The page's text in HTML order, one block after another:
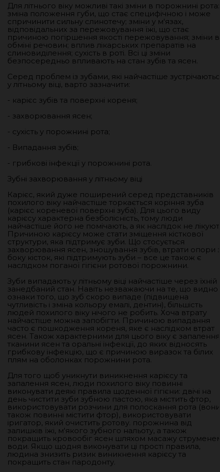
Для літнього віку можливі такі зміни в порожнині рота:
зміна положення губи, що стає специфічною і може
спричинити сильну слинотечу; зміни у м'язах,
відповідальних за пережовування їжі, що стає
причиною погіршення якості пережовування; зміни в
обміні речовин; вплив лікарських препаратів на
слиновиділення; сухість в роті. Всі ці зміни
безпосередньо впливають на стан зубів та ясен.
Серед проблем із зубами, які найчастіше
у літньому віці, варто зазначити:
- карієс зубів та поверхні кореня;
- захворювання ясен;
- сухість у порожнині рота;
- Випадання зубів;
- грибкові інфекції у порожнині рота.
Зубні захворювання у літньому віці
Карієс, який дуже поширений серед представників
похилого віку найчастіше торкається коріння зуба
(карієс кореневої поверхні зуба). Для цього виду
карієсу характерна безболісність, тому люди
найчастіше його не помічають, а як наслідок не
Причиною карієсу може стати зміщення кісткової
структури, яка підтримує зуби. Що стосується
захворювання ясен, зношування зубів, втрати опори
боку кісток, які підтримують зуби – все це також є
наслідком поганої гігієни ротової порожнини.
Зуби випадають у літньому віці найчастіше через їхній
занедбаний стан. Навіть незважаючи на те, що видно
ознаки того, що зуб скоро випаде (підвищена
чутливість і зміна кольору емалі, дентин), більшість
людей похилого віку нічого не робить. Хоча втрату
найчастіше можна запобігти. Причиною випадання
часто є пошкодження кореня, яке є наслідком втрат
ясен. Також характерними для цього віку є запалення
тканини ясен та оральні інфекції, до яких відносять
грибкову інфекцію, що є причиною виразок та білих
плям на оболонках порожнини рота.
Для того щоб уникнути виникнення карієсу та
запалення ясен, люди похилого віку повинні
виконувати деякі правила щоденної гігієни: двічі на
день чистити зуби зубною пастою, яка містить фтор,
використовувати розчини для полоскання рота (вони
також повинні містити фтор), використовувати
іригатор, який очистить ротову. порожнина від
залишків їжі, м'якого зубного нальоту, а також
покращить кровообіг ясен шляхом масажу
води. Якщо щодня виконувати ці прості правила,
людина знизить ризик виникнення карієсу та
покращить стан пародонту.